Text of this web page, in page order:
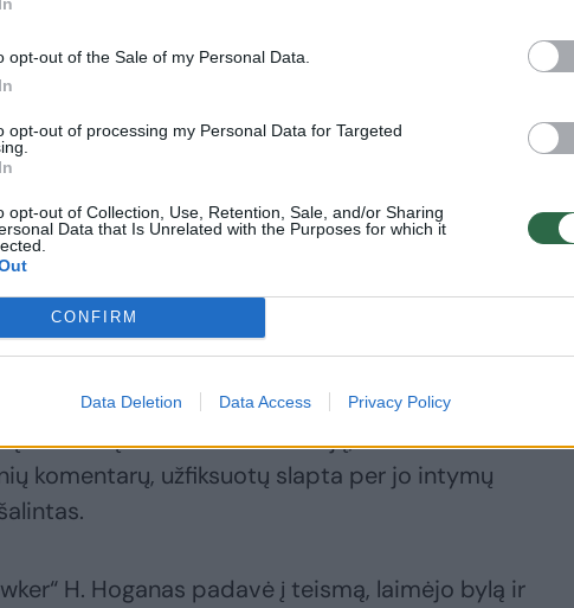
opt-out of the Sale of my Personal Data.
opt-out of processing my Personal Data for Targeted
opt-out of Collection, Use, Retention, Sale, and/or Sharing
Data that Is Unrelated with the Purposes for which it
CONFIRM
Data Deletion Data Access Privacy Policy
daug traumų, ypač kentėjo jo nugara. Jis
imtynių istorijoje, padėjusia populiarinti šį sportą
iki šiol – daugybė dabartinių žvaigždžių
savo įvaizdį ir iš herojaus virto piktadariu. Jis įkūrė
ir tapo Holivudo Hulku Hoganu. Tai dar labiau
imtynes.
į WWE šlovės muziejų, tačiau 2015-aisiais
komentarų, užfiksuotų slapta per jo intymų
H. Hoganas padavė į teismą, laimėjo bylą ir